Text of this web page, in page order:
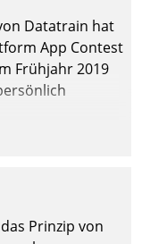
Datatrain hat
App Contest
Frühjahr 2019
Prinzip von